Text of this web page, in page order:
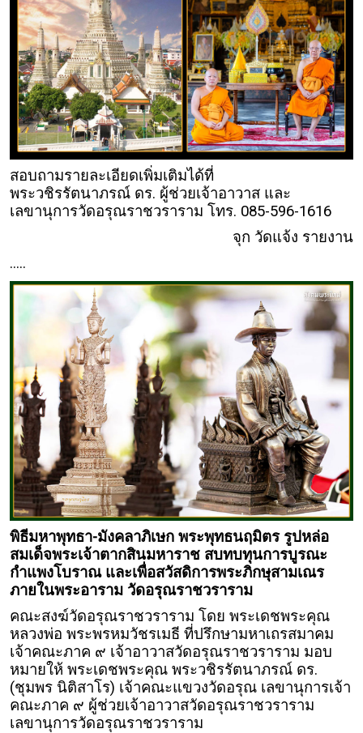
สอบถามรายละเอียดเพิ่มเติมได้ที่
พระวชิรรัตนาภรณ์ ดร. ผู้ช่วยเจ้าอาวาส และ
เลขานุการวัดอรุณราชวราราม โทร. 085-596-1616
จุก วัดแจ้ง รายงาน
.....
พิธีมหาพุทธา-มังคลาภิเษก พระพุทธนฤมิตร รูปหล่อ
สมเด็จพระเจ้าตากสินมหาราช สบทบทุนการบูรณะ
กำแพงโบราณ และเพื่อสวัสดิการพระภิกษุสามเณร
ภายในพระอาราม วัดอรุณราชวราราม
คณะสงฆ์วัดอรุณราชวราราม โดย พระเดชพระคุณ
หลวงพ่อ พระพรหมวัชรเมธี ที่ปรึกษามหาเถรสมาคม
เจ้าคณะภาค ๙ เจ้าอาวาสวัดอรุณราชวราราม มอบ
หมายให้ พระเดชพระคุณ พระวชิรรัตนาภรณ์ ดร.
(ชุมพร นิติสาโร) เจ้าคณะแขวงวัดอรุณ เลขานุการเจ้า
คณะภาค ๙ ผู้ช่วยเจ้าอาวาสวัดอรุณราชวราราม
เลขานุการวัดอรุณราชวราราม